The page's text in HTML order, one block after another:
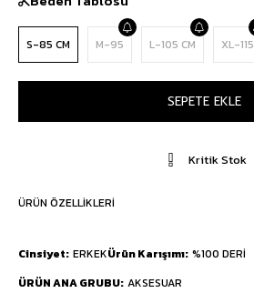
S-85 CM M-95 L-105 CM XL-115
Kritik Stok
ÜRÜN ÖZELLIKLERI
Cinsiyet ERKEKÜrün Karışımı %100 DERİ
ÜRÜN ANA GRUBU AKSESUAR